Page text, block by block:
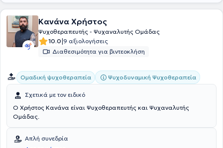
Κανάνα Χρήστος
Ψυχοθεραπευτής - Ψυχαναλυτής Ομάδας
10.0|9 αξιολογήσεις
Διαθεσιμότητα για βιντεοκλήση
Ομαδική ψυχοθεραπεία Ψυχοδυναμική Ψυχοθεραπεία
Σχετικά με τον ειδικό
Ο Χρήστος Κανάνα είναι Ψυχοθεραπευτής και Ψυχαναλυτής
Ομάδας.
Απλή συνεδρία